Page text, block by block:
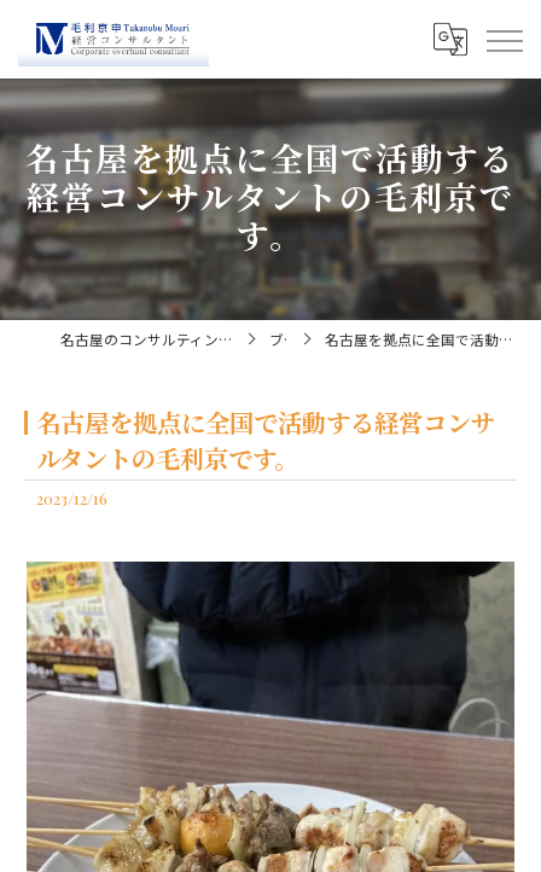
名古屋を拠点に全国で活動する
経営コンサルタントの毛利京で
す。
名古屋のコンサルティングなら経営コンサルタント毛利京申 ブログ 名古屋を拠点に全国で活動する経営コンサルタントの毛利京です。
名古屋を拠点に全国で活動する経営コンサ
ルタントの毛利京です。
2023/12/16